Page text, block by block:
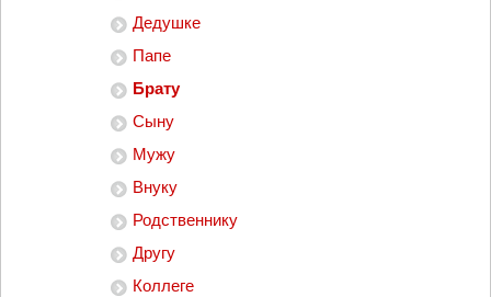
Дедушке
Папе
Брату
Сыну
Мужу
Внуку
Родственнику
Другу
Коллеге